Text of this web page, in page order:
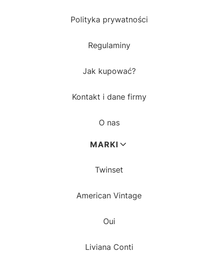
Polityka prywatności
Regulaminy
Jak kupować?
Kontakt i dane firmy
O nas
MARKI
Twinset
American Vintage
Oui
Liviana Conti